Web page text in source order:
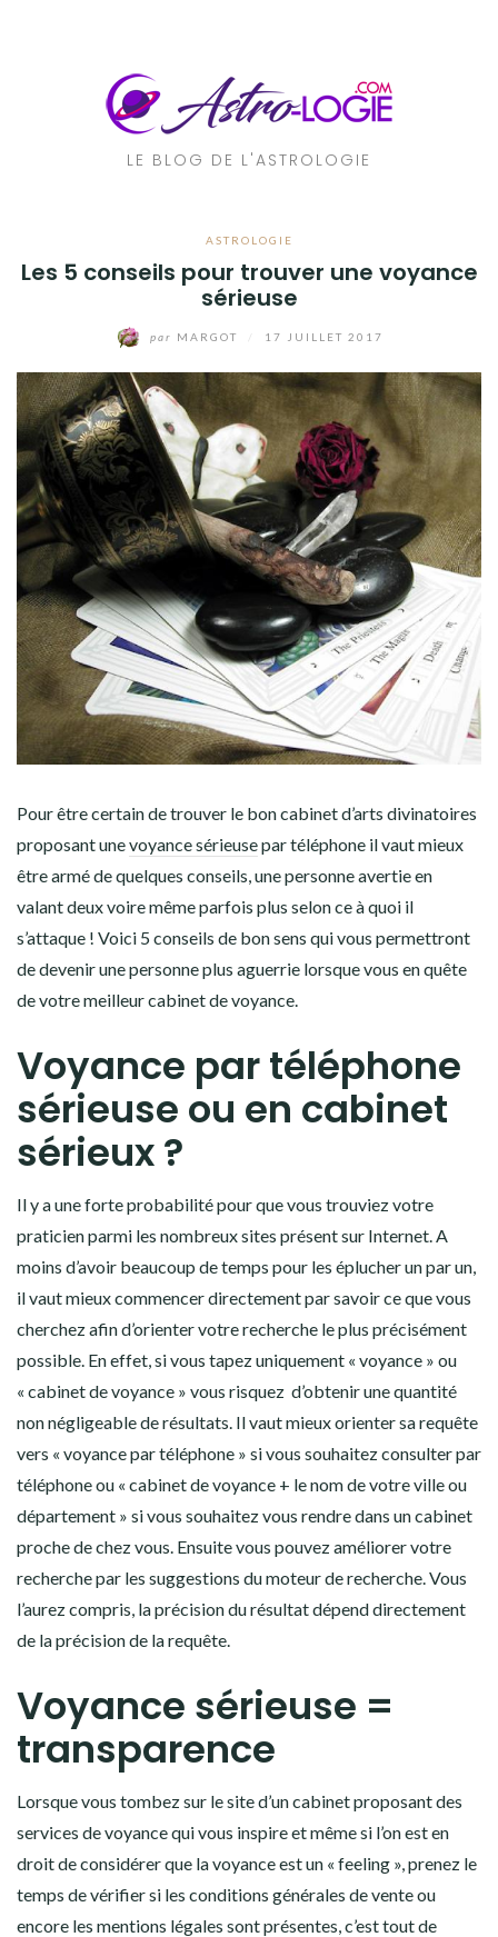
LE BLOG DE L'ASTROLOGIE
ASTROLOGIE
Les 5 conseils pour trouver une voyance
sérieuse
par MARGOT 17 JUILLET 2017
Pour être certain de trouver le bon cabinet d’arts divinatoires
proposant unevoyance sérieusepar téléphone il vaut mieux
être armé de quelques conseils, une personne avertie en
valant deux voire même parfois plus selon ce à quoi il
s’attaque ! Voici 5 conseils de bon sens qui vous permettront
de devenir une personne plus aguerrie lorsque vous en quête
de votre meilleur cabinet de voyance.
Voyance par téléphone
sérieuse ou en cabinet
sérieux ?
Il y a une forte probabilité pour que vous trouviez votre
praticien parmi les nombreux sites présent sur Internet. A
moins d’avoir beaucoup de temps pour les éplucher un par un,
il vaut mieux commencer directement par savoir ce que vous
cherchez afin d’orienter votre recherche le plus précisément
possible. En effet, si vous tapez uniquement « voyance » ou
« cabinet de voyance » vous risquez d’obtenir une quantité
non négligeable de résultats. Il vaut mieux orienter sa requête
vers « voyance par téléphone » si vous souhaitez consulter par
téléphone ou « cabinet de voyance + le nom de votre ville ou
département » si vous souhaitez vous rendre dans un cabinet
proche de chez vous. Ensuite vous pouvez améliorer votre
recherche par les suggestions du moteur de recherche. Vous
l’aurez compris, la précision du résultat dépend directement
de la précision de la requête.
Voyance sérieuse =
transparence
Lorsque vous tombez sur le site d’un cabinet proposant des
services de voyance qui vous inspire et même si l’on est en
droit de considérer que la voyance est un « feeling », prenez le
temps de vérifier si les conditions générales de vente ou
encore les mentions légales sont présentes, c’est tout de